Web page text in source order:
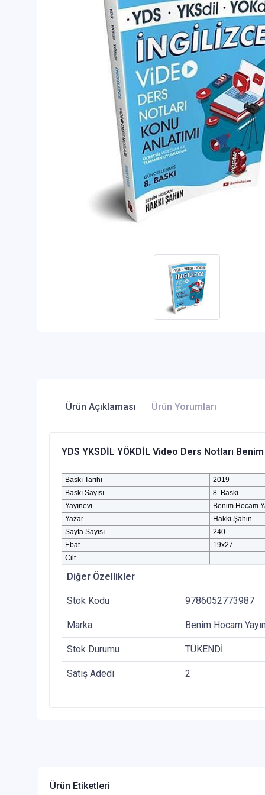
Ürün Açıklaması Ürün Yorumları
YDS YKSDİL YÖKDİL Video Ders Notları Benim
Baskı Tarihi
2019
Baskı Sayısı
8. Baskı
Yayınevi
Benim Hocam
Yazar
Hakkı Şahin
Sayfa Sayısı
240
Ebat
19x27
Cilt
--
Diğer Özellikler
Stok Kodu 9786052773987
Marka Benim Hocam
Stok Durumu TÜKENDİ
Satış Adedi 2
Ürün Etiketleri